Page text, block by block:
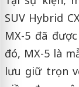
SUV Hybrid
MX-5 đã
đó, MX-5 là
lưu giữ trọn